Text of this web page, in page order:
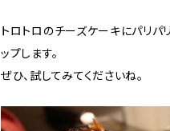
トロトロのチーズケーキにパリパ
ップします。
ぜひ、試してみてくださいね。